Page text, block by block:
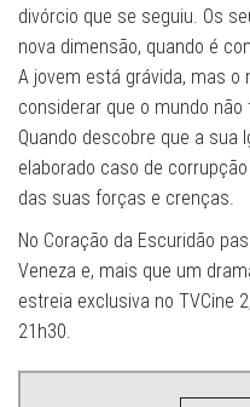
divórcio que se seguiu. Os
nova dimensão, quando é
A jovem está grávida, mas o
considerar que o mundo
Quando descobre que a sua
elaborado caso de
das suas forças e crenças.
No Coração da Escuridão
Veneza e, mais que um
estreia exclusiva no TVCine
21h30.